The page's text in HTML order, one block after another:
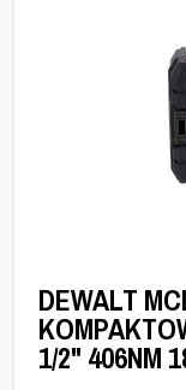
DEWALT
1/2" 406NM